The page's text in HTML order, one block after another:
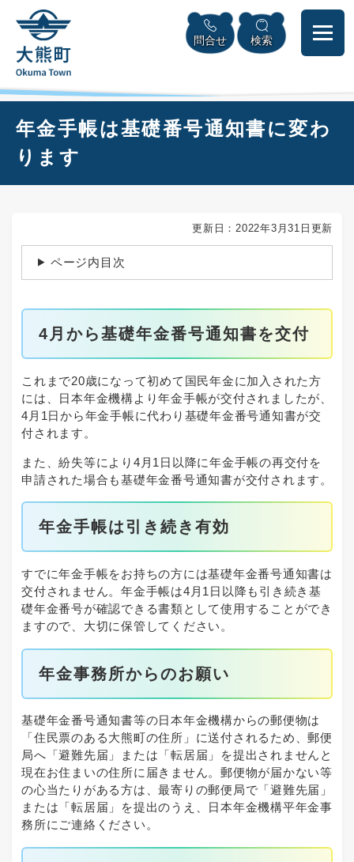
頭
メニューを飛ばして本文へ
問合せ 検索
年金手帳は基礎番号通知書に変わ
ります
更新日：2022年3月31日更新
ページ内目次
4月から基礎年金番号通知書を交付
これまで20歳になって初めて国民年金に加入された方
には、日本年金機構より年金手帳が交付されましたが、
4月1日から年金手帳に代わり基礎年金番号通知書が交
付されます。
また、紛失等により4月1日以降に年金手帳の再交付を
申請された場合も基礎年金番号通知書が交付されます。
年金手帳は引き続き有効
すでに年金手帳をお持ちの方には基礎年金番号通知書は
交付されません。年金手帳は4月1日以降も引き続き基
礎年金番号が確認できる書類として使用することができ
ますので、大切に保管してください。
年金事務所からのお願い
基礎年金番号通知書等の日本年金機構からの郵便物は
「住民票のある大熊町の住所」に送付されるため、郵便
局へ「避難先届」または「転居届」を提出されませんと
現在お住まいの住所に届きません。郵便物が届かない等
の心当たりがある方は、最寄りの郵便局で「避難先届」
または「転居届」を提出のうえ、日本年金機構平年金事
務所にご連絡ください。